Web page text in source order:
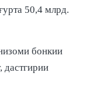
50,4 млрд.
бонкии
дастгирии